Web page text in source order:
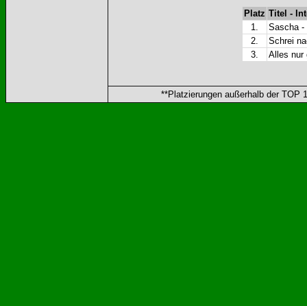
Platz Titel -
1.
Sascha -
2.
Schrei
3.
Alles nur
**Platzierungen außerhalb der TOP